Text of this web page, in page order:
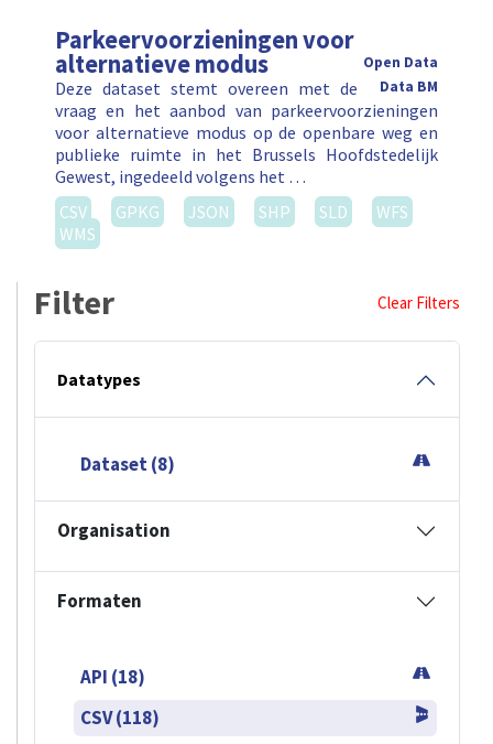
Parkeervoorzieningen voor
alternatieve modus
Open Data
Data BM
Deze dataset stemt overeen met de
vraag en het aanbod van parkeervoorzieningen
voor alternatieve modus op de openbare weg en
publieke ruimte in het Brussels Hoofdstedelijk
Gewest, ingedeeld volgens het …
CSV
GPKG JSON SHP SLD
WFS
WMS
Filter Clear Filters
Datatypes
Dataset (8)
Organisation
Formaten
API (18)
CSV (118)